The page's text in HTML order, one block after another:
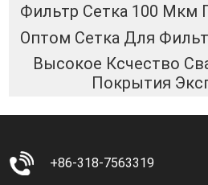
Фильтр Сетка 100 Мкм
Оптом Сетка Для
Высокое Ксчество
Покрытия
+86-318-7563319